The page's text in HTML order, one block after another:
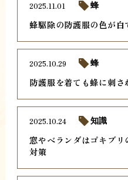
蜂駆除の防護服の色が
2025.11.01 蜂
防護服を着ても蜂に刺
2025.10.29 蜂
窓やベランダはゴキブリ
対策
2025.10.24 知識